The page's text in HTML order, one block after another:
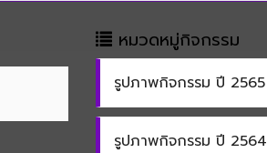
หมวดหมู่กิจกรรม
รูปภาพกิจกรรม ปี 2565
รูปภาพกิจกรรม ปี 2564